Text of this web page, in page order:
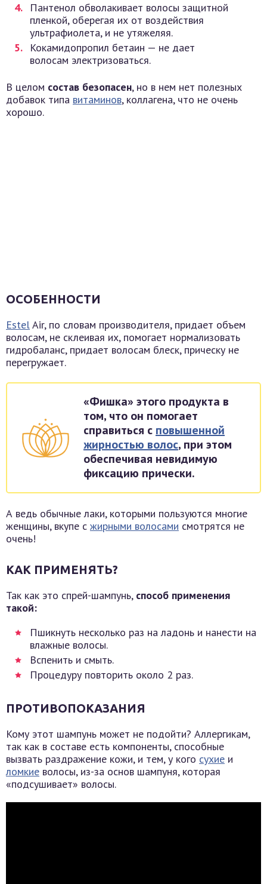
Пантенол обволакивает волосы защитной
пленкой, оберегая их от воздействия
ультрафиолета, и не утяжеляя.
Кокамидопропил бетаин — не дает
волосам электризоваться.
В целом состав безопасен, но в нем нет полезных
добавок типа витаминов, коллагена, что не очень
хорошо.
ОСОБЕННОСТИ
EstelAir, по словам производителя, придает объем
волосам, не склеивая их, помогает нормализовать
гидробаланс, придает волосам блеск, прическу не
перегружает.
«Фишка» этого продукта в
том, что он помогает
справиться с повышенной
жирностью волос, при этом
обеспечивая невидимую
фиксацию прически.
А ведь обычные лаки, которыми пользуются многие
женщины, вкупе с жирными волосами смотрятся не
очень!
КАК ПРИМЕНЯТЬ?
Так как это спрей-шампунь, способ применения
такой:
Пшикнуть несколько раз на ладонь и нанести на
влажные волосы.
Вспенить и смыть.
Процедуру повторить около 2 раз.
ПРОТИВОПОКАЗАНИЯ
Кому этот шампунь может не подойти? Аллергикам,
так как в составе есть компоненты, способные
вызвать раздражение кожи, и тем, у кого сухие и
ломкие волосы, из-за основ шампуня, которая
«подсушивает» волосы.